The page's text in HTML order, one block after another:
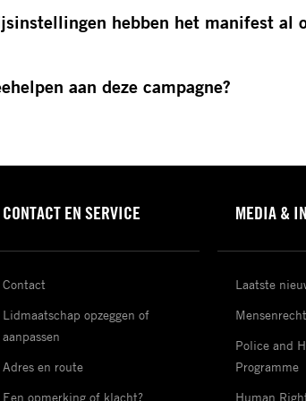
hebben het manifest al
aan deze campagne?
CONTACT EN SERVICE
Contact
Lidmaatschap opzeggen of
aanpassen
Adres en route
Een opmerking of klacht?
MEDIA &
Laatste
Police and
Programme
Human